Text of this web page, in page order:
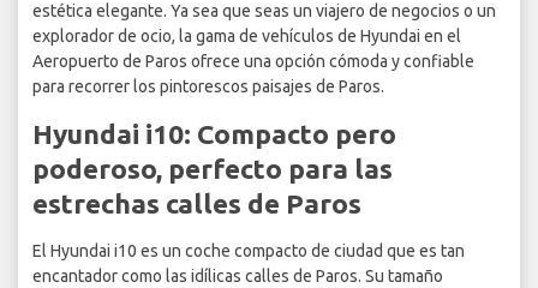
estética elegante. Ya sea que seas un viajero de negocios o un
explorador de ocio, la gama de vehículos de Hyundai en el
Aeropuerto de Paros ofrece una opción cómoda y confiable
para recorrer los pintorescos paisajes de Paros.
Hyundai i10: Compacto pero
poderoso, perfecto para las
estrechas calles de Paros
El Hyundai i10 es un coche compacto de ciudad que es tan
encantador como las idílicas calles de Paros. Su tamaño